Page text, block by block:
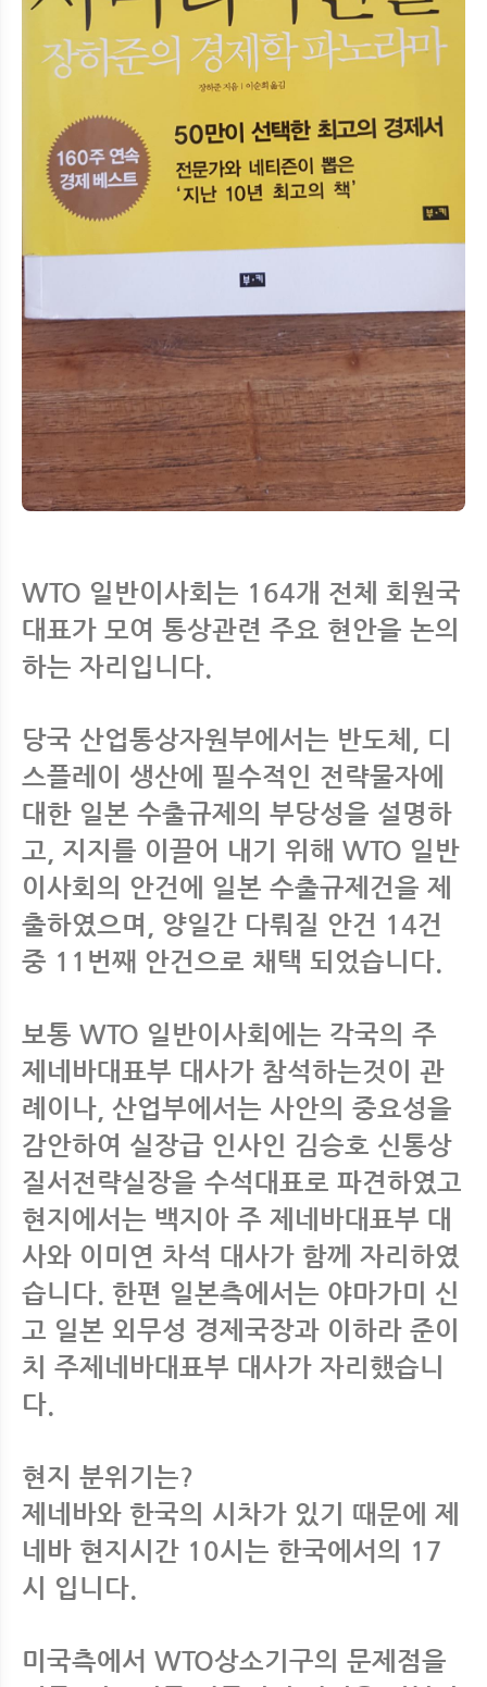
WTO 일반이사회는 164개 전체 회원국
대표가 모여 통상관련 주요 현안을 논의
하는 자리입니다.
당국 산업통상자원부에서는 반도체, 디
스플레이 생산에 필수적인 전략물자에
대한 일본 수출규제의 부당성을 설명하
고, 지지를 이끌어 내기 위해 WTO 일반
이사회의 안건에 일본 수출규제건을 제
출하였으며, 양일간 다뤄질 안건 14건
중 11번째 안건으로 채택 되었습니다.
보통 WTO 일반이사회에는 각국의 주
제네바대표부 대사가 참석하는것이 관
례이나, 산업부에서는 사안의 중요성을
감안하여 실장급 인사인 김승호 신통상
질서전략실장을 수석대표로 파견하였고
현지에서는 백지아 주 제네바대표부 대
사와 이미연 차석 대사가 함께 자리하였
습니다. 한편 일본측에서는 야마가미 신
고 일본 외무성 경제국장과 이하라 준이
치 주제네바대표부 대사가 자리했습니
다.
현지 분위기는?
제네바와 한국의 시차가 있기 때문에 제
네바 현지시간 10시는 한국에서의 17
시 입니다.
미국측에서 WTO상소기구의 문제점을